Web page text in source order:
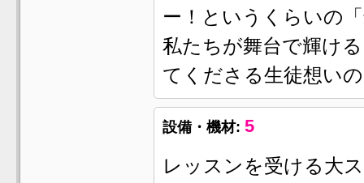
ー！というくらいの
私たちが舞台で輝け
てくださる生徒想い
設備・機材: 5
レッスンを受ける大